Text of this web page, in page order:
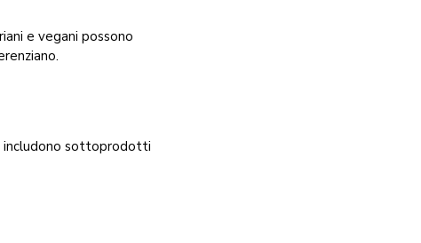
e vegani possono
includono sottoprodotti